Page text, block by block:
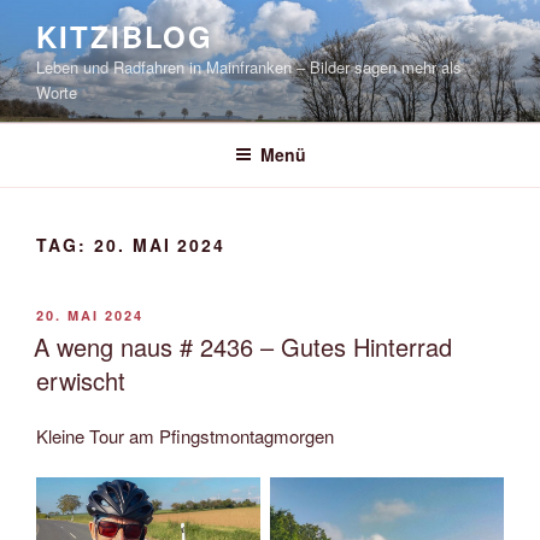
springen
KITZIBLOG
Leben und Radfahren in Mainfranken – Bilder sagen mehr als
Worte
Menü
TAG: 20. MAI 2024
VERÖFFENTLICHT
AM
20. MAI 2024
A weng naus # 2436 – Gutes Hinterrad
erwischt
Kleine Tour am Pfingstmontagmorgen